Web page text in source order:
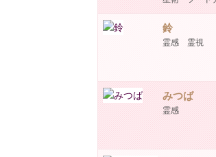
鈴
霊感 霊視
みつば
霊感